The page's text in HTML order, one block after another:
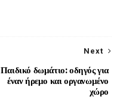
Next
Παιδικό δωμάτιο: οδηγός για
έναν ήρεμο και οργανωμένο
χώρο